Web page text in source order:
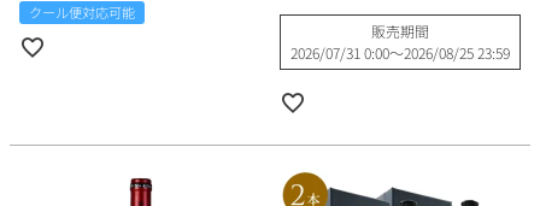
クール便対応可能
販売期間
2026/07/31 0:00〜2026/08/25 23:59